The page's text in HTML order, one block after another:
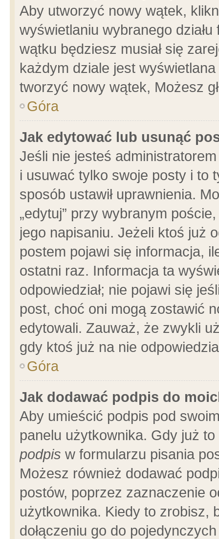
Aby utworzyć nowy wątek,
wyświetlaniu wybranego
wątku będziesz musiał się
każdym dziale jest
tworzyć nowy wątek, Możesz
Góra
Jak edytować lub usunąć
Jeśli nie jesteś
i usuwać tylko swoje posty i to
sposób ustawił uprawnienia.
„edytuj” przy wybranym
jego napisaniu. Jeżeli ktoś już
postem pojawi się informacja,
ostatni raz. Informacja ta
odpowiedział; nie pojawi się
post, choć oni mogą zostawić
edytowali. Zauważ, że zwykli
gdy ktoś już na nie
Góra
Jak dodawać podpis do
Aby umieścić podpis pod
panelu użytkownika. Gdy już
podpis w formularzu pisania
Możesz również dodawać
postów, poprzez zaznaczenie
użytkownika. Kiedy to zrobisz,
dołączeniu go do